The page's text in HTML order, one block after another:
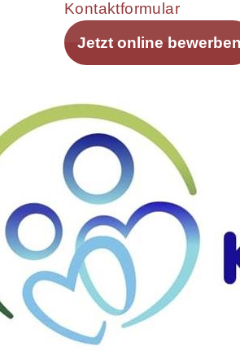
Kontaktformular
Jetzt online